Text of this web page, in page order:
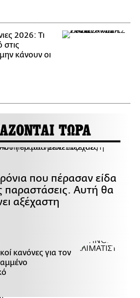
2026: Τι
στις
κάνουν οι
ΤΩΡΑ
που πέρασαν είδα
παραστάσεις. Αυτή θα
αξέχαστη
κανόνες για τον